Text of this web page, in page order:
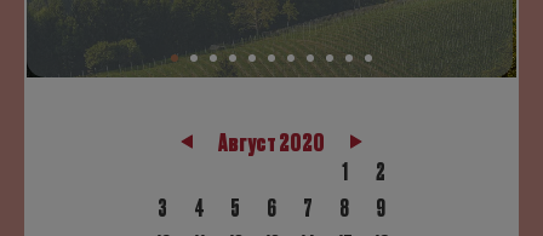
Август 2020
1
2
3
4 5 6 7 8
9